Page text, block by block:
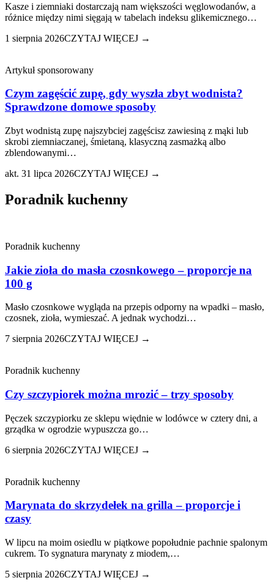
Kasze i ziemniaki dostarczają nam większości węglowodanów, a
różnice między nimi sięgają w tabelach indeksu glikemicznego…
1 sierpnia 2026CZYTAJ WIĘCEJ →
Artykuł sponsorowany
Czym zagęścić zupę, gdy wyszła zbyt wodnista?
Sprawdzone domowe sposoby
Zbyt wodnistą zupę najszybciej zagęścisz zawiesiną z mąki lub
skrobi ziemniaczanej, śmietaną, klasyczną zasmażką albo
zblendowanymi…
akt. 31 lipca 2026CZYTAJ WIĘCEJ →
Poradnik kuchenny
Poradnik kuchenny
Jakie zioła do masła czosnkowego – proporcje na
100 g
Masło czosnkowe wygląda na przepis odporny na wpadki – masło,
czosnek, zioła, wymieszać. A jednak wychodzi…
7 sierpnia 2026CZYTAJ WIĘCEJ →
Poradnik kuchenny
Czy szczypiorek można mrozić – trzy sposoby
Pęczek szczypiorku ze sklepu więdnie w lodówce w cztery dni, a
grządka w ogrodzie wypuszcza go…
6 sierpnia 2026CZYTAJ WIĘCEJ →
Poradnik kuchenny
Marynata do skrzydełek na grilla – proporcje i
czasy
W lipcu na moim osiedlu w piątkowe popołudnie pachnie spalonym
cukrem. To sygnatura marynaty z miodem,…
5 sierpnia 2026CZYTAJ WIĘCEJ →